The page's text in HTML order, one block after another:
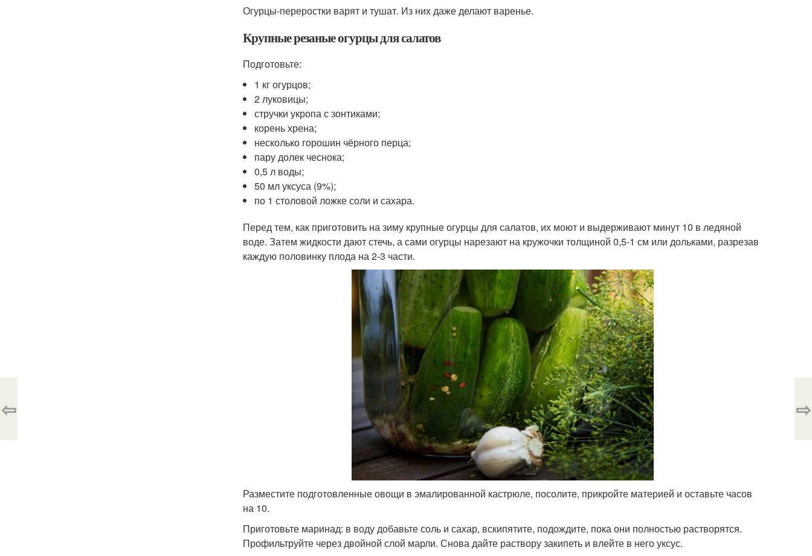
Огурцы-переростки варят и тушат. Из них даже делают варенье.
Крупные резаные огурцы для салатов
Подготовьте:
1 кг огурцов;
2 луковицы;
стручки укропа с зонтиками;
корень хрена;
несколько горошин чёрного перца;
пару долек чеснока;
0,5 л воды;
50 мл уксуса (9%);
по 1 столовой ложке соли и сахара.
Перед тем, как приготовить на зиму крупные огурцы для салатов, их моют и выдерживают минут 10 в ледяной
воде. Затем жидкости дают стечь, а сами огурцы нарезают на кружочки толщиной 0,5-1 см или дольками, разрезав
каждую половинку плода на 2-3 части.
Разместите подготовленные овощи в эмалированной кастрюле, посолите, прикройте материей и оставьте часов
на 10.
Приготовьте маринад: в воду добавьте соль и сахар, вскипятите, подождите, пока они полностью растворятся.
Профильтруйте через двойной слой марли. Снова дайте раствору закипеть и влейте в него уксус.
⇦ ⇨